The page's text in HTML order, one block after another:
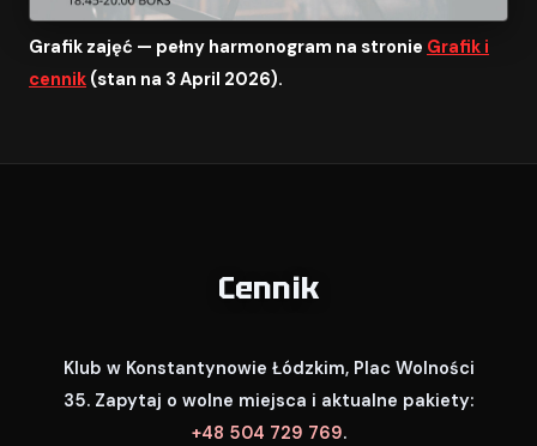
Grafik zajęć — pełny harmonogram na stronie Grafik i
cennik (stan na 3 April 2026).
Cennik
Klub w Konstantynowie Łódzkim, Plac Wolności
35. Zapytaj o wolne miejsca i aktualne pakiety:
+48 504 729 769.